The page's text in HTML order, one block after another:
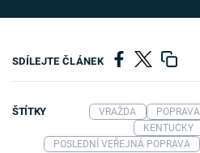
SDÍLEJTE ČLÁNEK
ŠTÍTKY VRAŽDA POPRAVA
KENTUCKY
POSLEDNÍ VEŘEJNÁ POPRAVA